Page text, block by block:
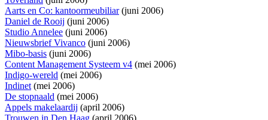
Aarts en Co: kantoormeubiliar(juni 2006)
Daniel de Rooij (juni 2006)
Studio Annelee (juni 2006)
Nieuwsbrief Vivanco (juni 2006)
Mibo-basis (juni 2006)
Content Management Systeem v4 (mei 2006)
Indigo-wereld (mei 2006)
Indinet(mei 2006)
De stopnaald (mei 2006)
Appels makelaardij (april 2006)